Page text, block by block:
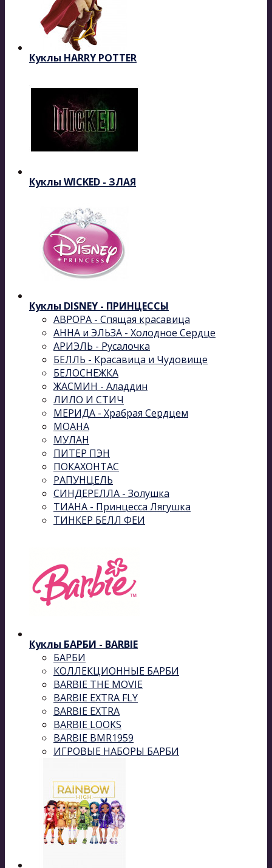
Куклы HARRY POTTER
Куклы WICKED - ЗЛАЯ
Куклы DISNEY - ПРИНЦЕССЫ
АВРОРА - Спящая красавица
АННА и ЭЛЬЗА - Холодное Сердце
АРИЭЛЬ - Русалочка
БЕЛЛЬ - Красавица и Чудовище
БЕЛОСНЕЖКА
ЖАСМИН - Аладдин
ЛИЛО И СТИЧ
МЕРИДА - Храбрая Сердцем
МОАНА
МУЛАН
ПИТЕР ПЭН
ПОКАХОНТАС
РАПУНЦЕЛЬ
СИНДЕРЕЛЛА - Золушка
ТИАНА - Принцесса Лягушка
ТИНКЕР БЕЛЛ ФЕИ
Куклы БАРБИ - BARBIE
БАРБИ
КОЛЛЕКЦИОННЫЕ БАРБИ
BARBIE THE MOVIE
BARBIE EXTRA FLY
BARBIE EXTRA
BARBIE LOOKS
BARBIE BMR1959
ИГРОВЫЕ НАБОРЫ БАРБИ